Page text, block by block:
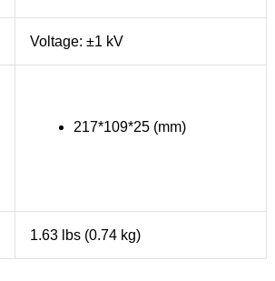
Voltage: ±1 kV
217*109*25 (mm)
1.63 lbs (0.74 kg)